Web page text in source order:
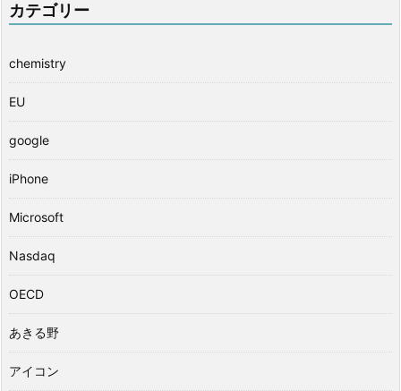
カテゴリー
chemistry
EU
google
iPhone
Microsoft
Nasdaq
OECD
あきる野
アイコン